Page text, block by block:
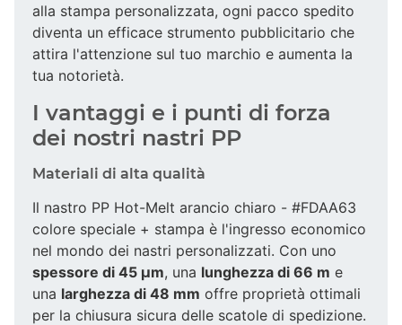
alla stampa personalizzata, ogni pacco spedito
diventa un efficace strumento pubblicitario che
attira l'attenzione sul tuo marchio e aumenta la
tua notorietà.
I vantaggi e i punti di forza
dei nostri nastri PP
Materiali di alta qualità
Il nastro PP Hot-Melt arancio chiaro - #FDAA63
colore speciale + stampa è l'ingresso economico
nel mondo dei nastri personalizzati. Con uno
spessore di 45 µm, una lunghezza di 66 m e
una larghezza di 48 mm offre proprietà ottimali
per la chiusura sicura delle scatole di spedizione.